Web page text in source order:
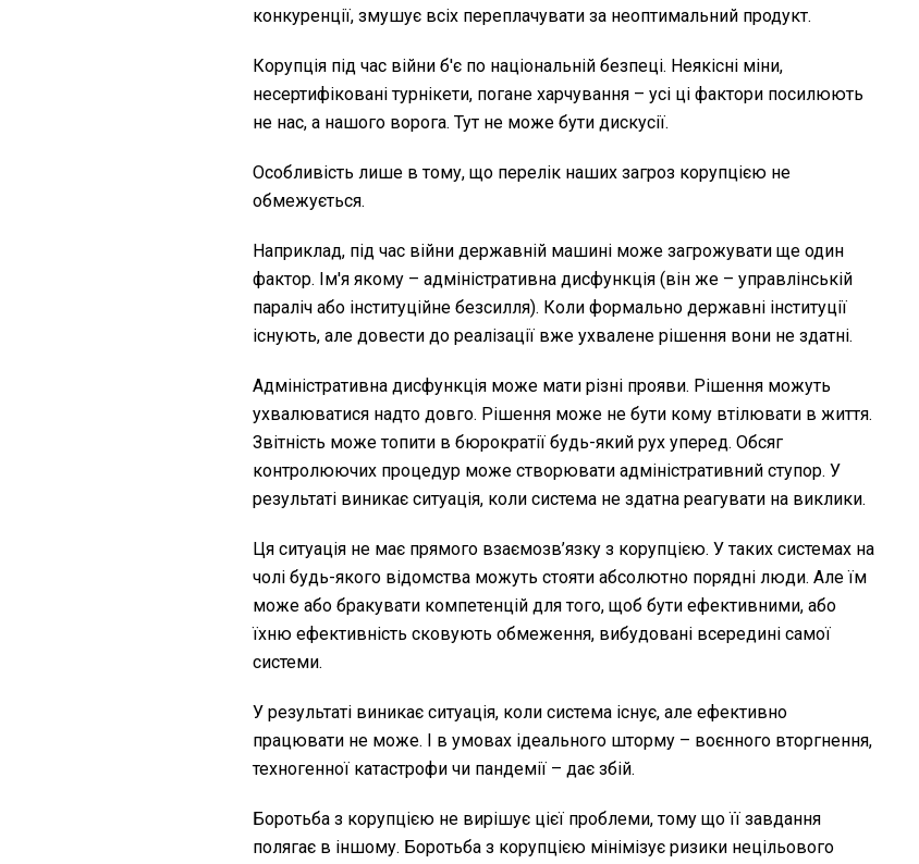
конкуренції, змушує всіх переплачувати за неоптимальний продукт.
Корупція під час війни б'є по національній безпеці. Неякісні міни,
несертифіковані турнікети, погане харчування – усі ці фактори посилюють
не нас, а нашого ворога. Тут не може бути дискусії.
Особливість лише в тому, що перелік наших загроз корупцією не
обмежується.
Наприклад, під час війни державній машині може загрожувати ще один
фактор. Ім'я якому – адміністративна дисфункція (він же – управлінській
параліч або інституційне безсилля). Коли формально державні інституції
існують, але довести до реалізації вже ухвалене рішення вони не здатні.
Адміністративна дисфункція може мати різні прояви. Рішення можуть
ухвалюватися надто довго. Рішення може не бути кому втілювати в життя.
Звітність може топити в бюрократії будь-який рух уперед. Обсяг
контролюючих процедур може створювати адміністративний ступор. У
результаті виникає ситуація, коли система не здатна реагувати на виклики.
Ця ситуація не має прямого взаємозв’язку з корупцією. У таких системах на
чолі будь-якого відомства можуть стояти абсолютно порядні люди. Але їм
може або бракувати компетенцій для того, щоб бути ефективними, або
їхню ефективність сковують обмеження, вибудовані всередині самої
системи.
У результаті виникає ситуація, коли система існує, але ефективно
працювати не може. І в умовах ідеального шторму – воєнного вторгнення,
техногенної катастрофи чи пандемії – дає збій.
Боротьба з корупцією не вирішує цієї проблеми, тому що її завдання
полягає в іншому. Боротьба з корупцією мінімізує ризики нецільового